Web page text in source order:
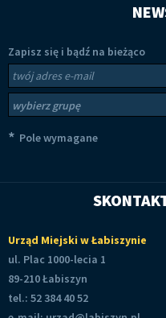
Zapisz się i bądź na bieżąco
Newsletter
* Pole wymagane
Urząd Miejski w Łabiszynie
ul. Plac 1000-lecia 1
89-210 Łabiszyn
tel.: 52 384 40 52